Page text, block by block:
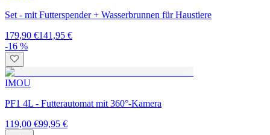
Set - mit Futterspender + Wasserbrunnen für Haustiere
179,90 €141,95 €
-16 %
IMOU
PF1 4L - Futterautomat mit 360°-Kamera
119,00 €99,95 €